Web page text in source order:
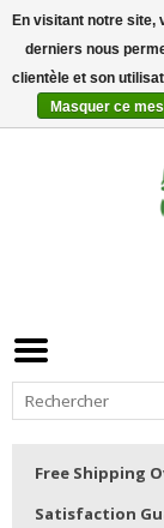
Free Shipping
Satisfaction
En visitant notre site,
derniers nous
clientèle et son
Masquer ce